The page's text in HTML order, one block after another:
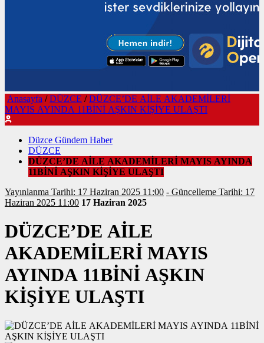
Anasayfa / DÜZCE / DÜZCE’DE AİLE AKADEMİLERİ
MAYIS AYINDA 11BİNİ AŞKIN KİŞİYE ULAŞTI
Düzce Gündem Haber
DÜZCE
DÜZCE’DE AİLE AKADEMİLERİ MAYIS AYINDA
11BİNİ AŞKIN KİŞİYE ULAŞTI
Yayınlanma Tarihi: 17 Haziran 2025 11:00 - Güncelleme Tarihi: 17
Haziran 2025 11:00 17 Haziran 2025
DÜZCE’DE AİLE
AKADEMİLERİ MAYIS
AYINDA 11BİNİ AŞKIN
KİŞİYE ULAŞTI